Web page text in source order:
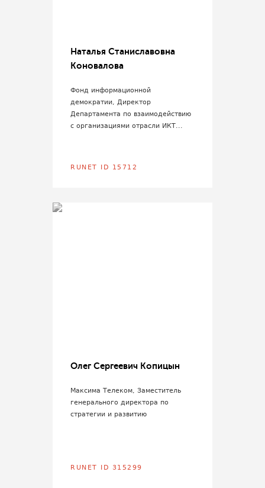
Наталья Станиславовна
Коновалова
Фонд информационной
демократии, Директор
Департамента по взаимодействию
с организациями отрасли ИКТ...
RUNET ID 15712
Олег Сергеевич Копицын
Максима Телеком, Заместитель
генерального директора по
стратегии и развитию
RUNET ID 315299